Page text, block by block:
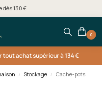
dès 130 €
0
tout achat supérieur à 134 €
/ Stockage / Cache-pots